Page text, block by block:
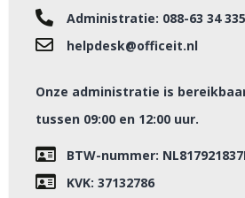
Administratie: 088-63 34 335
helpdesk@officeit.nl
Onze administratie is
tussen 09:00 en 12:00 uur.
BTW-nummer:
KVK: 37132786